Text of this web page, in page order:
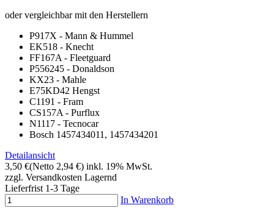
oder vergleichbar mit den Herstellern
P917X - Mann & Hummel
EK518 - Knecht
FF167A - Fleetguard
P556245 - Donaldson
KX23 - Mahle
E75KD42 Hengst
C1191 - Fram
CS157A - Purflux
N1117 - Tecnocar
Bosch 1457434011, 1457434201
Detailansicht
3,50 €(Netto 2,94 €) inkl. 19% MwSt.
zzgl. Versandkosten Lagernd
Lieferfrist 1-3 Tage
In Warenkorb